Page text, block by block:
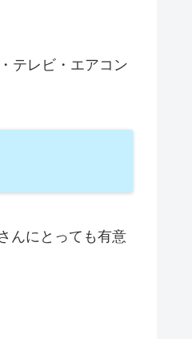
テレビ・エアコン
んにとっても有意